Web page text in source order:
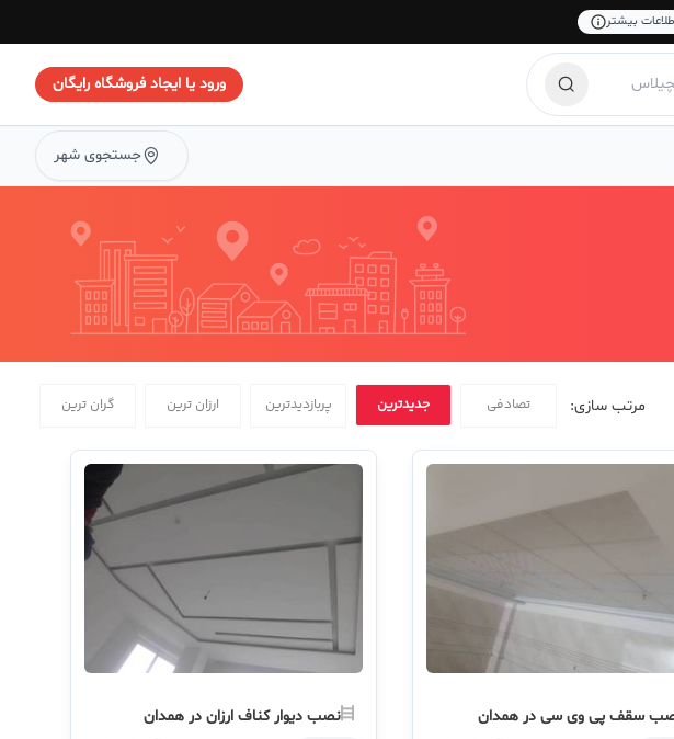
بیشتر
ورود یا ایجاد فروشگاه رایگان
جستجوی شهر
مرتب سازی: تصادفی جدیدترین پربازدیدترین ارزان ترین گران ترین
سقف پی وی سی در همدان
نصب دیوار کناف ارزان در همدان